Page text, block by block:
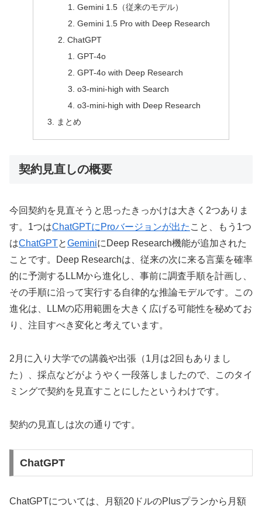
Gemini 1.5（従来のモデル）
Gemini 1.5 Pro with Deep Research
ChatGPT
GPT-4o
GPT-4o with Deep Research
o3-mini-high with Search
o3-mini-high with Deep Research
まとめ
契約見直しの概要
今回契約を見直そうと思ったきっかけは大きく2つありま
す。1つはChatGPTにProバージョンが出た こと、もう1つ
はChatGPTとGeminiにDeep Research機能が追加された
ことです。Deep Researchは、従来の次に来る言葉を確率
的に予測するLLMから進化し、事前に調査手順を計画し、
その手順に沿って実行する自律的な推論モデルです。この
進化は、LLMの応用範囲を大きく広げる可能性を秘めてお
り、注目すべき変化と考えています。
2月に入り大学での講義や出張（1月は2回もありまし
た）、採点などがようやく一段落しましたので、このタイ
ミングで契約を見直すことにしたというわけです。
契約の見直しは次の通りです。
ChatGPT
ChatGPTについては、月額20ドルのPlusプランから月額